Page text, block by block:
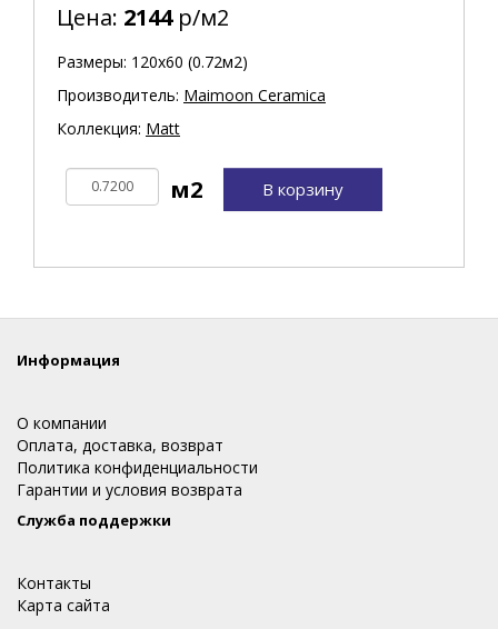
Цена: 2144р/м2
Размеры: 120х60 (0.72м2)
Производитель: Maimoon Ceramica
Коллекция: Matt
В корзину
Информация
О компании
Оплата, доставка, возврат
Политика конфиденциальности
Гарантии и условия возврата
Служба поддержки
Контакты
Карта сайта